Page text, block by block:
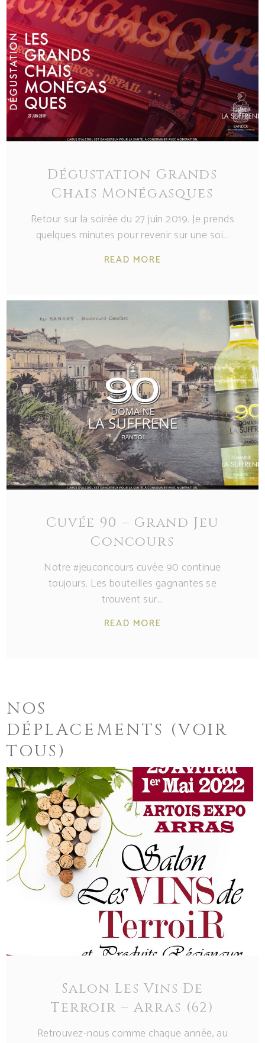
Dégustation Grands
Chais Monégasques
Retour sur la soirée du 27 juin 2019. Je prends
quelques minutes pour revenir sur une soi
READ MORE
Cuvée 90 – Grand Jeu
Concours
Notre #jeuconcours cuvée 90 continue
toujours. Les bouteilles gagnantes se
trouvent sur
READ MORE
NOS
DÉPLACEMENTS (VOIR
TOUS)
Salon Les Vins De
Terroir – Arras (62)
Retrouvez-nous comme chaque année, au